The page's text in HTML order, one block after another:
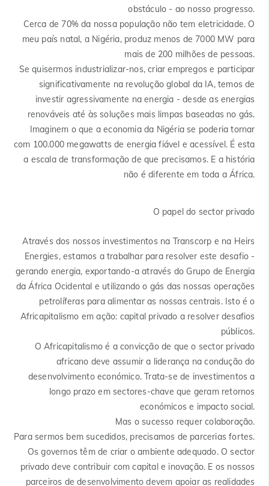
obstáculo - ao nosso progresso.
Cerca de 70% da nossa população não tem eletricidade. O
meu país natal, a Nigéria, produz menos de 7000 MW para
mais de 200 milhões de pessoas.
Se quisermos industrializar-nos, criar empregos e participar
significativamente na revolução global da IA, temos de
investir agressivamente na energia - desde as energias
renováveis até às soluções mais limpas baseadas no gás.
Imaginem o que a economia da Nigéria se poderia tornar
com 100.000 megawatts de energia fiável e acessível. É esta
a escala de transformação de que precisamos. E a história
não é diferente em toda a África.
O papel do sector privado
Através dos nossos investimentos na Transcorp e na Heirs
Energies, estamos a trabalhar para resolver este desafio -
gerando energia, exportando-a através do Grupo de Energia
da África Ocidental e utilizando o gás das nossas operações
petrolíferas para alimentar as nossas centrais. Isto é o
Africapitalismo em ação: capital privado a resolver desafios
públicos.
O Africapitalismo é a convicção de que o sector privado
africano deve assumir a liderança na condução do
desenvolvimento económico. Trata-se de investimentos a
longo prazo em sectores-chave que geram retornos
económicos e impacto social.
Mas o sucesso requer colaboração.
Para sermos bem sucedidos, precisamos de parcerias fortes.
Os governos têm de criar o ambiente adequado. O sector
privado deve contribuir com capital e inovação. E os nossos
parceiros de desenvolvimento devem apoiar as realidades